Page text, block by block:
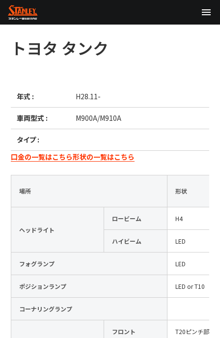
日本語 English 中文
製品検索
全て
企業情報
テクノロジー
サステナビリティ
株主・投資家情報
ニュース
トヨタ タンク
年式 : H28.11-
車両型式 : M900A/M910A
タイプ :
口金の一覧はこちら形状の一覧はこちら
場所 形状
ヘッドライト
ロービーム H4
ハイビーム LED
フォグランプ LED
ポジションランプ LED or T10
コーナリングランプ
フロント T20ピンチ部違